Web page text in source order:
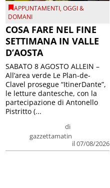
APPUNTAMENTI,OGGI &
DOMANI
COSA FARE NEL FINE
SETTIMANA IN VALLE
D’AOSTA
di
gazzettamatin
il 07/08/2026
SABATO 8 AGOSTO ALLEIN –
All’area verde Le Plan-de-
Clavel prosegue “ItinerDante”,
le letture dantesche, con la
partecipazione di Antonello
Pistritto (...